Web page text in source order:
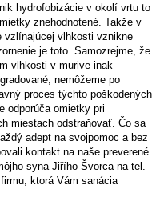
hydrofobizácie v okolí vrtu to
znehodnotené. Takže v
vzlínajúcej vlhkosti vznikne
je toto. Samozrejme, že
vlhkosti v murive inak
nemôžeme po
proces týchto poškodených
odporúča omietky pri
miestach odstraňovať. Čo sa
adept na svojpomoc a bez
kontakt na naše preverené
syna Jiřího Švorca na tel.
ktorá Vám sanácia